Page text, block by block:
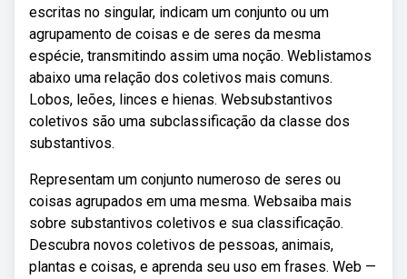
escritas no singular, indicam um conjunto ou um
agrupamento de coisas e de seres da mesma
espécie, transmitindo assim uma noção. Weblistamos
abaixo uma relação dos coletivos mais comuns.
Lobos, leões, linces e hienas. Websubstantivos
coletivos são uma subclassificação da classe dos
substantivos.
Representam um conjunto numeroso de seres ou
coisas agrupados em uma mesma. Websaiba mais
sobre substantivos coletivos e sua classificação.
Descubra novos coletivos de pessoas, animais,
plantas e coisas, e aprenda seu uso em frases. Web —